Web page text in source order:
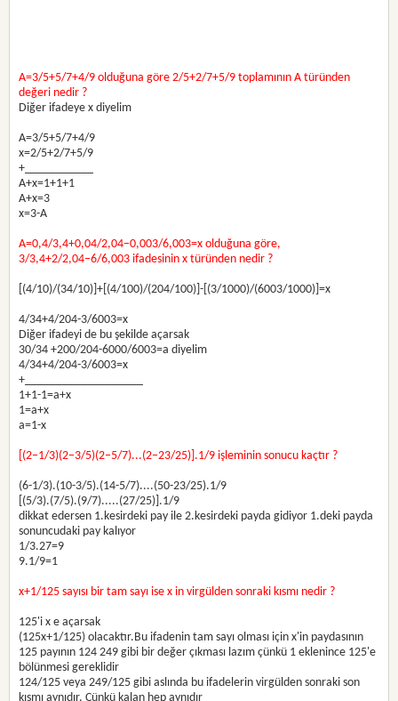
A=3/5+5/7+4/9 olduğuna göre 2/5+2/7+5/9 toplamının A türünden
değeri nedir ?
Diğer ifadeye x diyelim
A=3/5+5/7+4/9
x=2/5+2/7+5/9
+___________
A+x=1+1+1
A+x=3
x=3-A
A=0,4/3,4+0,04/2,04−0,003/6,003=x olduğuna göre,
3/3,4+2/2,04−6/6,003 ifadesinin x türünden nedir ?
[(4/10)/(34/10)]+[(4/100)/(204/100)]-[(3/1000)/(6003/1000)]=x
4/34+4/204-3/6003=x
Diğer ifadeyi de bu şekilde açarsak
30/34 +200/204-6000/6003=a diyelim
4/34+4/204-3/6003=x
+___________________
1+1-1=a+x
1=a+x
a=1-x
[(2−1/3)(2−3/5)(2−5/7)...(2−23/25)].1/9 işleminin sonucu kaçtır ?
(6-1/3).(10-3/5).(14-5/7)....(50-23/25).1/9
[(5/3).(7/5).(9/7).....(27/25)].1/9
dikkat edersen 1.kesirdeki pay ile 2.kesirdeki payda gidiyor 1.deki payda
sonuncudaki pay kalıyor
1/3.27=9
9.1/9=1
x+1/125 sayısı bir tam sayı ise x in virgülden sonraki kısmı nedir ?
125'i x e açarsak
(125x+1/125) olacaktır.Bu ifadenin tam sayı olması için x'in paydasının
125 payının 124 249 gibi bir değer çıkması lazım çünkü 1 eklenince 125'e
bölünmesi gereklidir
124/125 veya 249/125 gibi aslında bu ifadelerin virgülden sonraki son
kısmı aynıdır. Çünkü kalan hep aynıdır